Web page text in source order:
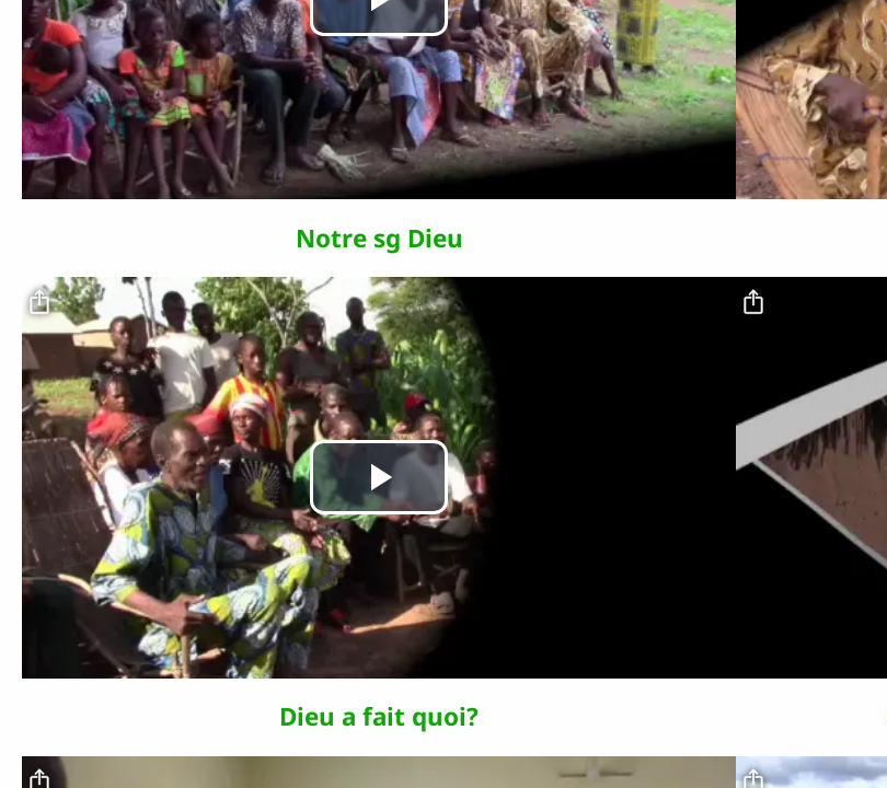
Lire
la
vidéo
Notre sg Dieu
Fichier vidéo
Lire
la
vidéo
Dieu a fait quoi?
Fichier vidéo
Fichier vidéo Fichier vidéo